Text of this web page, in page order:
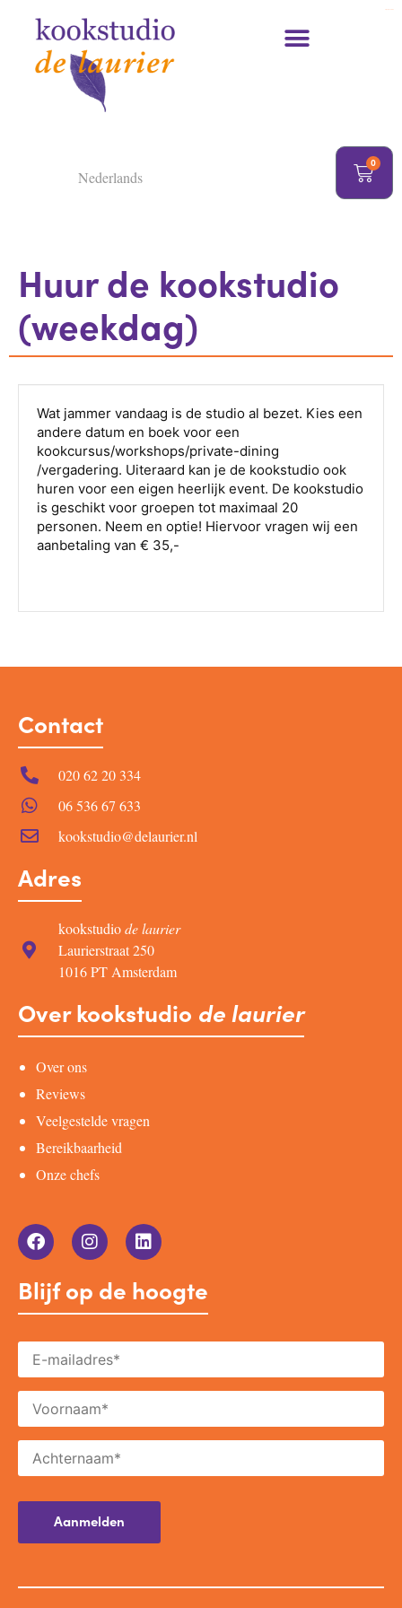
Nederlands
0
Huur de kookstudio
(weekdag)
Contact
020 62 20 334
06 536 67 633
kookstudio@delaurier.nl
Adres
kookstudiode laurier
Laurierstraat 250
1016 PT Amsterdam
Over kookstudio de laurier
Over ons
Reviews
Veelgestelde vragen
Bereikbaarheid
Onze chefs
Blijf op de hoogte